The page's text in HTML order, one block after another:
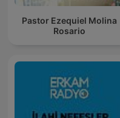
Pastor Ezequiel Molina
Rosario